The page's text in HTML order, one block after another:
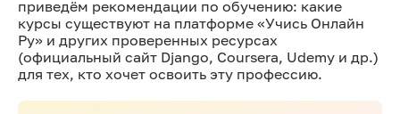
приведём рекомендации по обучению: какие
курсы существуют на платформе «Учись Онлайн
Ру» и других проверенных ресурсах
(официальный сайт Django, Coursera, Udemy и др.)
для тех, кто хочет освоить эту профессию.